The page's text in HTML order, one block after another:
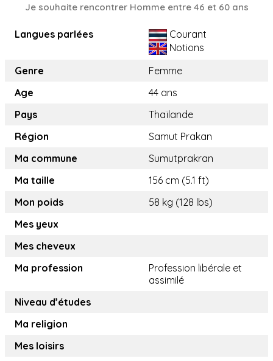
Je souhaite rencontrer Homme entre 46 et 60 ans
Langues parlées
Courant
Notions
Genre
Femme
Age
44 ans
Pays
Thaïlande
Région
Samut Prakan
Ma commune
Sumutprakran
Ma taille
156 cm (5.1 ft)
Mon poids
58 kg (128 lbs)
Mes yeux
Mes cheveux
Ma profession
Profession libérale et
assimilé
Niveau d’études
Ma religion
Mes loisirs